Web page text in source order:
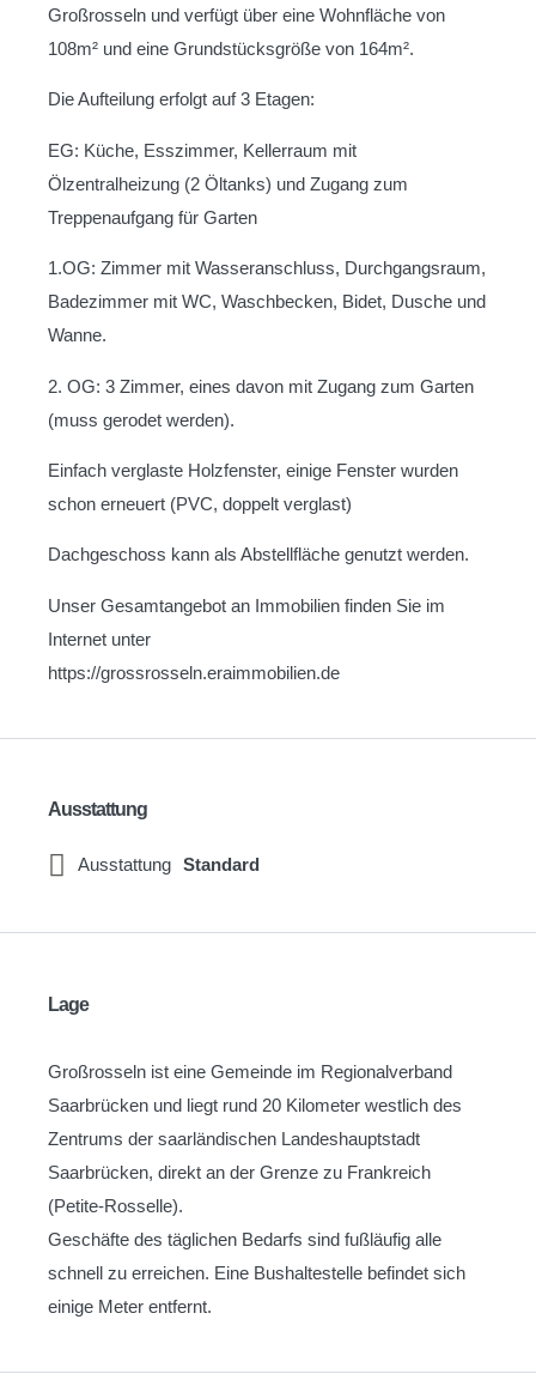
Großrosseln und verfügt über eine Wohnfläche von
108m² und eine Grundstücksgröße von 164m².
Die Aufteilung erfolgt auf 3 Etagen:
EG: Küche, Esszimmer, Kellerraum mit
Ölzentralheizung (2 Öltanks) und Zugang zum
Treppenaufgang für Garten
1.OG: Zimmer mit Wasseranschluss, Durchgangsraum,
Badezimmer mit WC, Waschbecken, Bidet, Dusche und
Wanne.
2. OG: 3 Zimmer, eines davon mit Zugang zum Garten
(muss gerodet werden).
Einfach verglaste Holzfenster, einige Fenster wurden
schon erneuert (PVC, doppelt verglast)
Dachgeschoss kann als Abstellfläche genutzt werden.
Unser Gesamtangebot an Immobilien finden Sie im
Internet unter
https://grossrosseln.eraimmobilien.de
Ausstattung
Ausstattung Standard
Lage
Großrosseln ist eine Gemeinde im Regionalverband
Saarbrücken und liegt rund 20 Kilometer westlich des
Zentrums der saarländischen Landeshauptstadt
Saarbrücken, direkt an der Grenze zu Frankreich
(Petite-Rosselle).
Geschäfte des täglichen Bedarfs sind fußläufig alle
schnell zu erreichen. Eine Bushaltestelle befindet sich
einige Meter entfernt.